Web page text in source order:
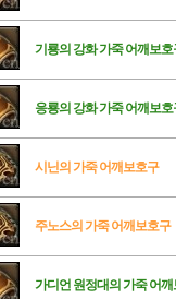
기룡의 강화 가죽 어깨보호
응룡의 강화 가죽 어깨보호
시닌의 가죽 어깨보호구
주노스의 가죽 어깨보호구
가디언 원정대의 가죽 어